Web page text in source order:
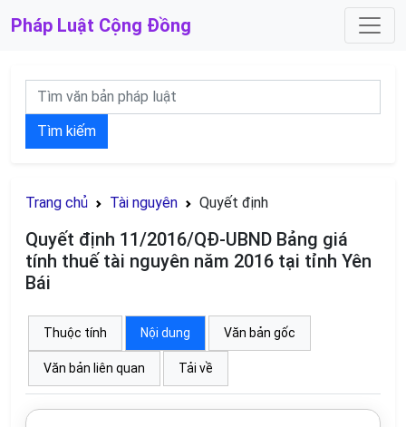
Pháp Luật Cộng Đồng
Tìm kiếm
Trang chủ Tài nguyên Quyết định
Quyết định 11/2016/QĐ-UBND Bảng giá
tính thuế tài nguyên năm 2016 tại tỉnh Yên
Bái
Thuộc tính Nội dung Văn bản gốc
Văn bản liên quan Tải về